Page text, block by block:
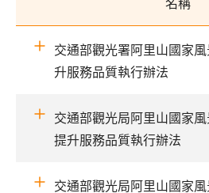
交通部觀光署阿里山國家
升服務品質執行辦法
交通部觀光局阿里山國家
提升服務品質執行辦法
交通部觀光局阿里山國家